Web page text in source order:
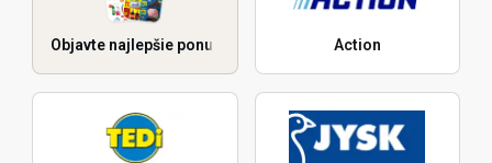
Objavte najlepšie ponuky Action